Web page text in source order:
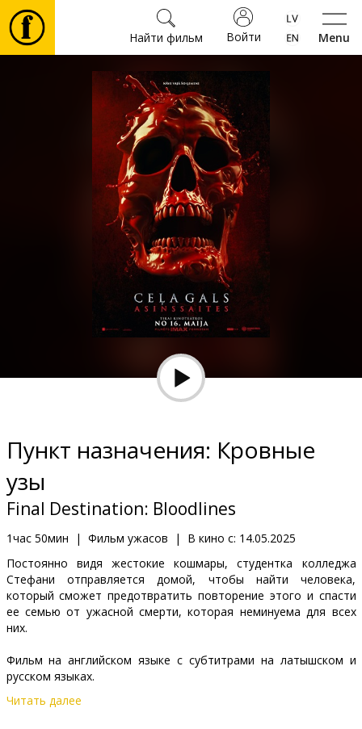
Menu
Войти
Найти фильм
Фильмы
Мероприятия
Клуб
Пункт назначения: Кровные
узы
Final Destination: Bloodlines
1час 50мин | Фильм ужасов | В кино с: 14.05.2025
Постоянно видя жестокие кошмары, студентка колледжа
Стефани отправляется домой, чтобы найти человека,
который сможет предотвратить повторение этого и спасти
ее семью от ужасной смерти, которая неминуема для всех
них.
Фильм на английском языке с субтитрами на латышском и
русском языках.
Читать далее